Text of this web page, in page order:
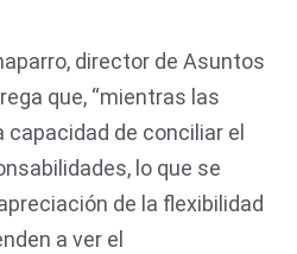
director de Asuntos
que, “mientras las
de conciliar el
lo que se
de la flexibilidad
a ver el